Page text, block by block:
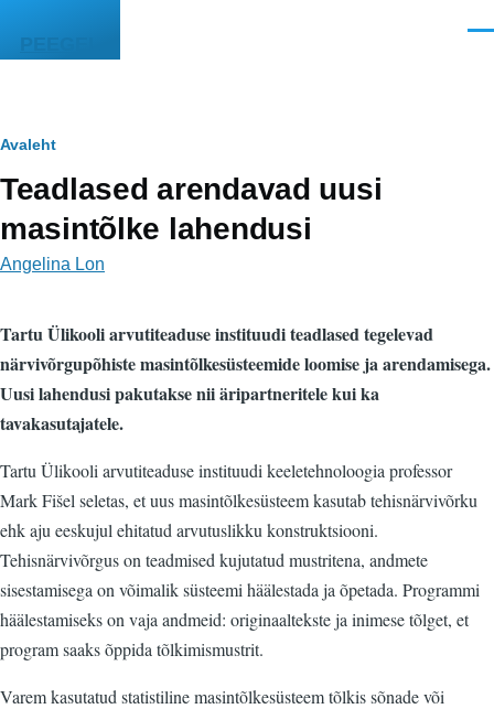
PEEGEL
Leivapuru
Avaleht
Teadlased arendavad uusi
masintõlke lahendusi
Angelina Lon
Tartu Ülikooli arvutiteaduse instituudi teadlased tegelevad
närvivõrgupõhiste masintõlkesüsteemide loomise ja arendamisega.
Uusi lahendusi pakutakse nii äripartneritele kui ka
tavakasutajatele.
Tartu Ülikooli arvutiteaduse instituudi keeletehnoloogia professor
Mark Fišel seletas, et uus masintõlkesüsteem kasutab tehisnärvivõrku
ehk aju eeskujul ehitatud arvutuslikku konstruktsiooni.
Tehisnärvivõrgus on teadmised kujutatud mustritena, andmete
sisestamisega on võimalik süsteemi häälestada ja õpetada. Programmi
häälestamiseks on vaja andmeid: originaaltekste ja inimese tõlget, et
program saaks õppida tõlkimismustrit.
Varem kasutatud statistiline masintõlkesüsteem tõlkis sõnade või